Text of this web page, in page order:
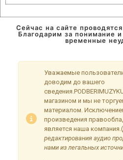
Сейчас на сайте
Благодарим за понимание
временные
Уважаемые
доводим до вашего
магазином и мы не
материалом.
произведения
является наша компания.(
редактирования аудио
нами из легальных